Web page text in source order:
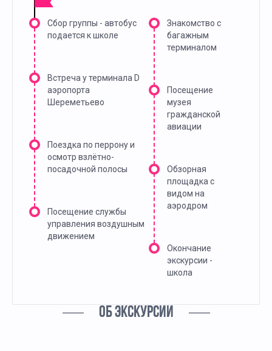
Сбор группы - автобус
подается к школе
Встреча у терминала D
аэропорта
Шереметьево
Поездка по перрону и
осмотр взлётно-
посадочной полосы
Посещение службы
управления воздушным
движением
Знакомство с
багажным
терминалом
Посещение
музея
гражданской
авиации
Обзорная
площадка с
видом на
аэродром
Окончание
экскурсии -
школа
ОБ ЭКСКУРСИИ